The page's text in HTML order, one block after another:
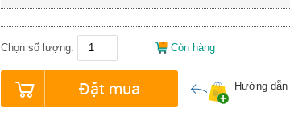
Chọn số lượng: Còn hàng
Đặt mua Hướng